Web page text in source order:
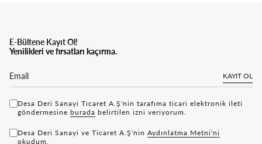
E-Bültene Kayıt Ol!
Yenilikleri ve fırsatları kaçırma.
KAYIT OL
Desa Deri Sanayi Ticaret A.Ş'nin tarafıma ticari elektronik ileti
göndermesine bu rada belirtilen izni veriyorum.
Desa Deri Sanayi ve Ticaret A.Ş'nin Aydınlatma Metni'ni
okudum.